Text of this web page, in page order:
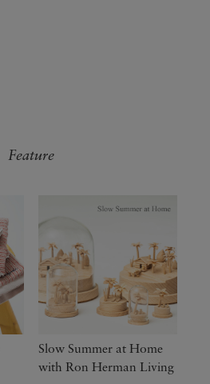
Feature
Slow Summer at Home
with Ron Herman Living